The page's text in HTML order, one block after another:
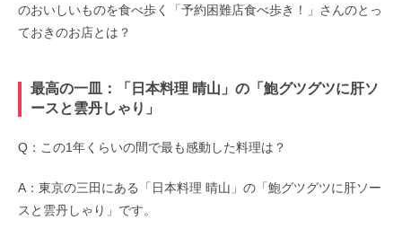
のおいしいものを食べ歩く「予約困難店食べ歩き！」さんのとっ
ておきのお店とは？
最高の一皿：「日本料理 晴山」の「鮑グツグツに肝ソ
ースと雲丹しゃり」
Q：この1年くらいの間で最も感動した料理は？
A：東京の三田にある「日本料理 晴山」の「鮑グツグツに肝ソー
スと雲丹しゃり」です。